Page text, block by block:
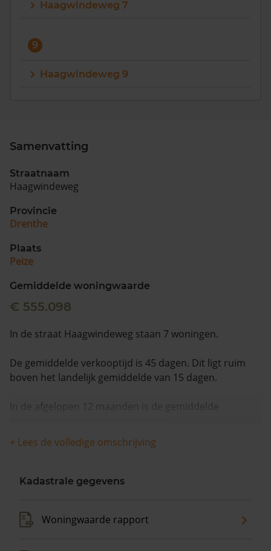
Haagwindeweg 7
9
Haagwindeweg 9
Samenvatting
Straatnaam
Haagwindeweg
Provincie
Drenthe
Plaats
Peize
Gemiddelde woningwaarde
€ 555.098
In de straat Haagwindeweg staan 7 woningen.
De gemiddelde verkooptijd is 45 dagen. Dit ligt ruim
boven het landelijk gemiddelde van 15 dagen.
In de afgelopen 12 maanden is de gemiddelde
+ Lees de volledige omschrijving
Kadastrale gegevens
Woningwaarde rapport